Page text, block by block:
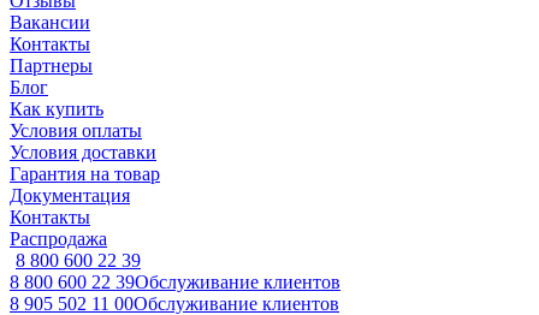
Вакансии
Контакты
Партнеры
Блог
Как купить
Условия оплаты
Условия доставки
Гарантия на товар
Документация
Контакты
Распродажа
8 800 600 22 39
8 800 600 22 39Обслуживание клиентов
8 905 502 11 00Обслуживание клиентов